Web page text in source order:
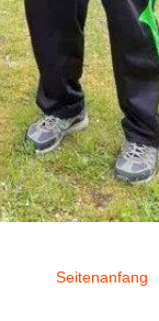
Seitenanfang